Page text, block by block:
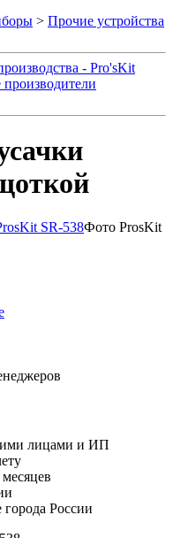
> Прочие устройства
- Pro'sKit
Фото ProsKit
лицами и ИП
России